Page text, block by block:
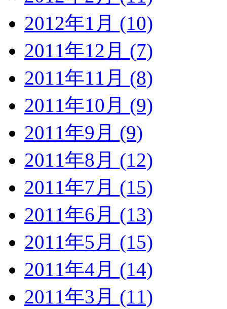
2012年1月 (10)
2011年12月 (7)
2011年11月 (8)
2011年10月 (9)
2011年9月 (9)
2011年8月 (12)
2011年7月 (15)
2011年6月 (13)
2011年5月 (15)
2011年4月 (14)
2011年3月 (11)